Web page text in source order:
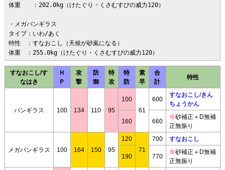
体重　　：202.0kg（けたぐり・くさむすびの威力120）
・メガバンギラス
タイプ：いわ/あく
特性　：すなおこし（天候が砂嵐になる）
体重　：255.0kg（けたぐり・くさむすびの威力120）
すなおこし/す
なはき
Ｈ
Ｐ
攻
撃
防
御
特
攻
特
防
素
早
合
計
特性
バンギラス 100 134 110 95
100
61
600
すなおこし/きん
ちょうかん
160 660
※砂補正＋D無補
正無振り
メガバンギラス 100 164 150 95
120
71
700 すなおこし
190 770
※砂補正＋D無補
正無振り